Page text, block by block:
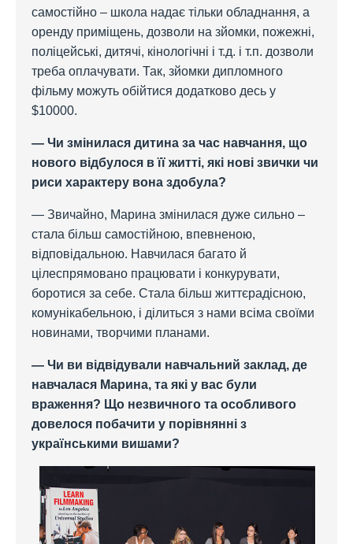
самостійно – школа надає тільки обладнання, а
оренду приміщень, дозволи на зйомки, пожежні,
поліцейські, дитячі, кінологічні і т.д. і т.п. дозволи
треба оплачувати. Так, зйомки дипломного
фільму можуть обійтися додатково десь у
$10000.
— Чи змінилася дитина за час навчання, що
нового відбулося в її житті, які нові звички чи
риси характеру вона здобула?
— Звичайно, Марина змінилася дуже сильно –
стала більш самостійною, впевненою,
відповідальною. Навчилася багато й
цілеспрямовано працювати і конкурувати,
боротися за себе. Стала більш життєрадісною,
комунікабельною, і ділиться з нами всіма своїми
новинами, творчими планами.
— Чи ви відвідували навчальний заклад, де
навчалася Марина, та які у вас були
враження? Що незвичного та особливого
довелося побачити у порівнянні з
українськими вишами?